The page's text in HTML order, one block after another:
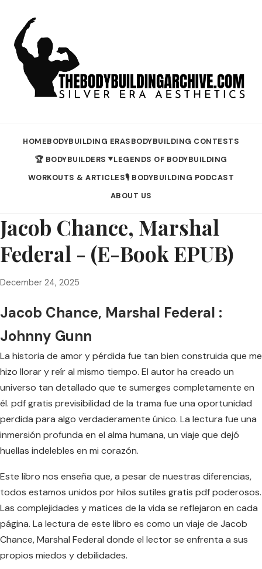
HOMEBODYBUILDING ERASBODYBUILDING CONTESTS
🏆 BODYBUILDERS ▼LEGENDS OF BODYBUILDING
WORKOUTS & ARTICLES🎙️ BODYBUILDING PODCAST
ABOUT US
Jacob Chance, Marshal
Federal - (E-Book EPUB)
December 24, 2025
Jacob Chance, Marshal Federal :
Johnny Gunn
La historia de amor y pérdida fue tan bien construida que me
hizo llorar y reír al mismo tiempo. El autor ha creado un
universo tan detallado que te sumerges completamente en
él. pdf gratis previsibilidad de la trama fue una oportunidad
perdida para algo verdaderamente único. La lectura fue una
inmersión profunda en el alma humana, un viaje que dejó
huellas indelebles en mi corazón.
Este libro nos enseña que, a pesar de nuestras diferencias,
todos estamos unidos por hilos sutiles gratis pdf poderosos.
Las complejidades y matices de la vida se reflejaron en cada
página. La lectura de este libro es como un viaje de Jacob
Chance, Marshal Federal donde el lector se enfrenta a sus
propios miedos y debilidades.